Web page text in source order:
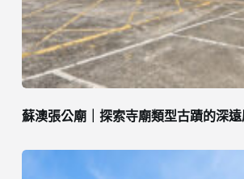
蘇澳張公廟｜探索寺廟類型古蹟的深遠